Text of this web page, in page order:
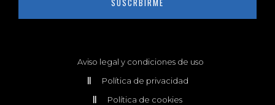
Aviso legal y condiciones de uso
Política de privacidad
Política de cookies